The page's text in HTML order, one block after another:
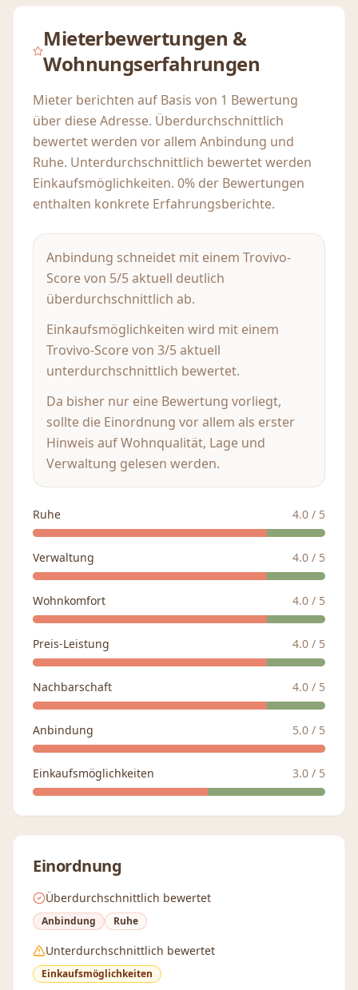
Mieterbewertungen &
Wohnungserfahrungen
Mieter berichten auf Basis von 1 Bewertung
über diese Adresse. Überdurchschnittlich
bewertet werden vor allem Anbindung und
Ruhe. Unterdurchschnittlich bewertet werden
Einkaufsmöglichkeiten. 0% der Bewertungen
enthalten konkrete Erfahrungsberichte.
Anbindung schneidet mit einem Trovivo-
Score von 5/5 aktuell deutlich
überdurchschnittlich ab.
Einkaufsmöglichkeiten wird mit einem
Trovivo-Score von 3/5 aktuell
unterdurchschnittlich bewertet.
Da bisher nur eine Bewertung vorliegt,
sollte die Einordnung vor allem als erster
Hinweis auf Wohnqualität, Lage und
Verwaltung gelesen werden.
Ruhe 4.0 / 5
Verwaltung 4.0 / 5
Wohnkomfort 4.0 / 5
Preis-Leistung 4.0 / 5
Nachbarschaft 4.0 / 5
Anbindung 5.0 / 5
Einkaufsmöglichkeiten 3.0 / 5
Einordnung
Überdurchschnittlich bewertet
Anbindung Ruhe
Unterdurchschnittlich bewertet
Einkaufsmöglichkeiten